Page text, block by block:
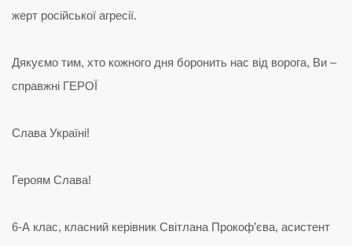
жерт російської агресії.
Дякуємо тим, хто кожного дня боронить нас від ворога, Ви –
справжні ГЕРОЇ
Слава Україні!
Героям Слава!
6-А клас, класний керівник Світлана Прокоф’єва, асистент